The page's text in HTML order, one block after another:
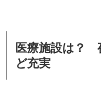
医療施設は？
ど充実